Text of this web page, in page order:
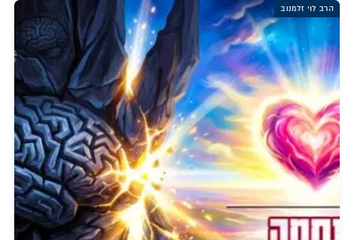
הרב לוי זלמנוב